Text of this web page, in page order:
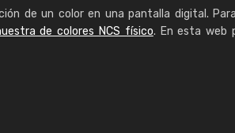
de un color en una pantalla digital.
de colores NCS físico. En esta web